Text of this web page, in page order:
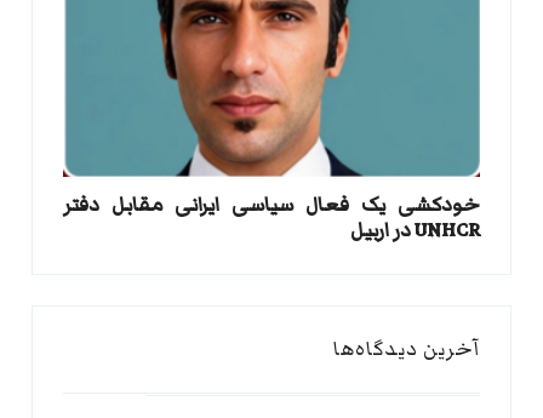
خودکشی یک فعال سیاسی ایرانی مقابل دفتر
UNHCR در اربیل
آخرین دیدگاه‌ها